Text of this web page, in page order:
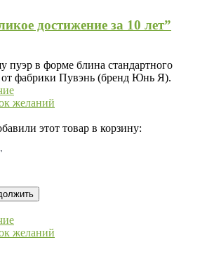
достижение за 10 лет”
в форме блина стандартного
от фабрики Пувэнь (бренд Юнь Я).
желаний
этот товар в корзину:
желаний